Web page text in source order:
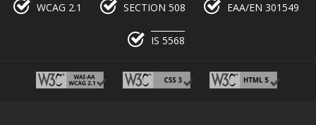
WCAG 2.1 SECTION 508 EAA/EN 301549
IS 5568